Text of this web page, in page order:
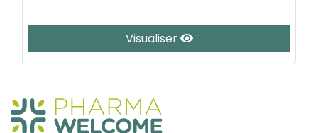
Visualiser